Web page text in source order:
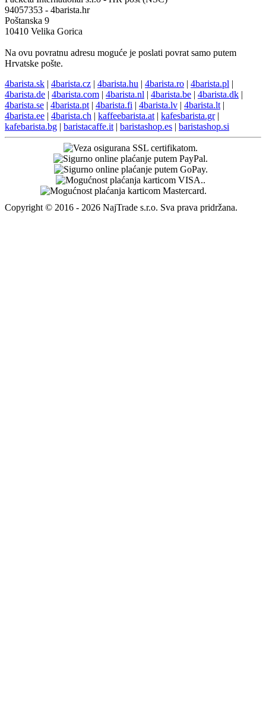
94057353 - 4barista.hr
Poštanska 9
10410 Velika Gorica
Na ovu povratnu adresu moguće je poslati povrat samo putem
Hrvatske pošte.
4barista.sk | 4barista.cz | 4barista.hu | 4barista.ro | 4barista.pl |
4barista.de | 4barista.com | 4barista.nl | 4barista.be | 4barista.dk |
4barista.se | 4barista.pt | 4barista.fi | 4barista.lv | 4barista.lt |
4barista.ee | 4barista.ch | kaffeebarista.at | kafesbarista.gr|
kafebarista.bg | baristacaffe.it | baristashop.es | baristashop.si
Copyright © 2016 - 2026 NajTrade s.r.o. Sva prava pridržana.